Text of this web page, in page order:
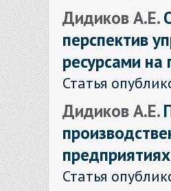
Дидиков А.Е.
перспектив
ресурсами
Статья
Дидиков А.Е.
Статья